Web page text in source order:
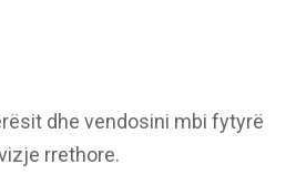
dhe vendosini mbi fytyrë
rrethore.